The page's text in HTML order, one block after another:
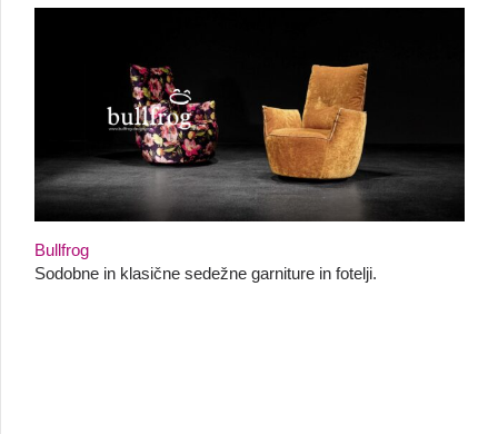
Bullfrog
Sodobne in klasične sedežne garniture in fotelji.